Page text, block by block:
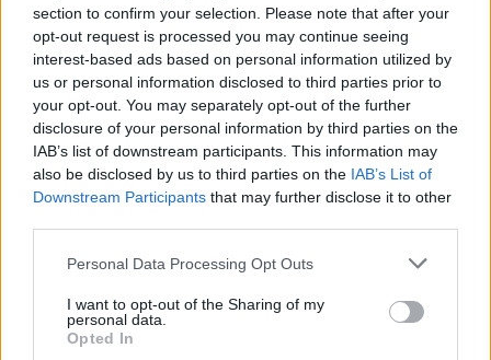
section to confirm your selection. Please note that after your
opt-out request is processed you may continue seeing
interest-based ads based on personal information utilized by
us or personal information disclosed to third parties prior to
your opt-out. You may separately opt-out of the further
disclosure of your personal information by third parties on the
IAB’s list of downstream participants. This information may
also be disclosed by us to third parties on the IAB’s List of
Downstream Participants that may further disclose it to other
Please note that this website/app uses one or more Google
not limited to your visit or usage behaviour. You may click to
grant or deny consent to Google and its third-party tags to
use your data for below specified purposes in below Google
Personal Data Processing Opt Outs
I want to opt-out of the Sharing of my
personal data.
Opted In
ΓΝΩΜΕΣ
ΠΕΝΥ ΡΟΝΤΟΓΙΑΝΝΗ
11/03/2026
Από την Περούτζια του 2000
στο σήμερα: Tο τρίτο
Παναθηναϊκού με την